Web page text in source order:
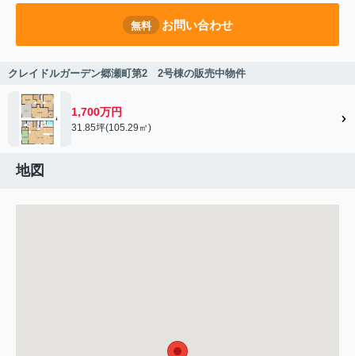
無料 お問い合わせ
クレイドルガーデン郷瀬町第2 2号棟の販売中物件
1,700万円
31.85坪(105.29㎡)
地図